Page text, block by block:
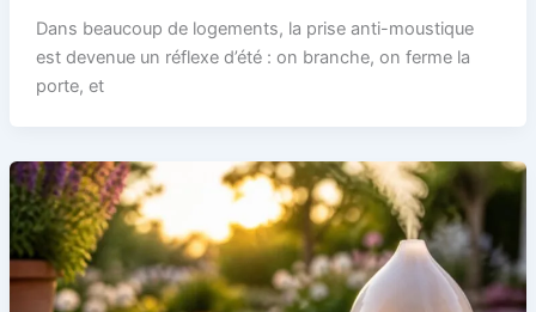
Dans beaucoup de logements, la prise anti-moustique
est devenue un réflexe d’été : on branche, on ferme la
porte, et